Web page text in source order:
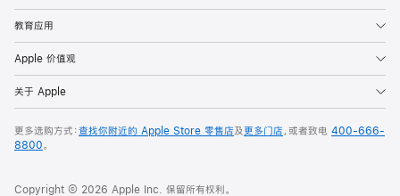
教育应用
Apple 价值观
关于 Apple
更多选购方式：查找你附近的 Apple Store 零售店及更多门店，或者致电 400-666-
8800。
Copyright © 2026 Apple Inc. 保留所有权利。